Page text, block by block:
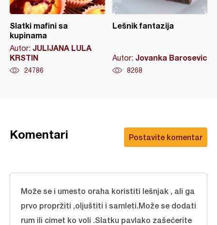
Slatki mafini sa
kupinama
Autor: JULIJANA LULA
KRSTIN
24786
Lešnik fantazija
Autor: Jovanka Barosevic
8268
Postavite komentar
Komentari
Može se i umesto oraha koristiti lešnjak , ali ga
prvo propržiti ,oljuštiti i samleti.Može se dodati
rum ili cimet ko voli .Slatku pavlako zašećerite